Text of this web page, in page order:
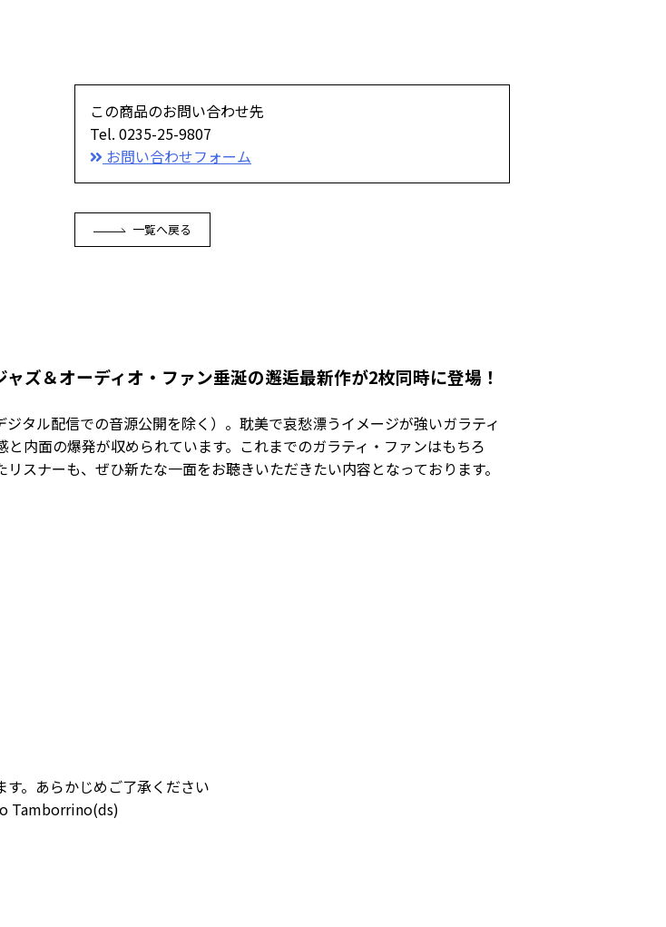
この商品のお問い合わせ先
Tel. 0235-25-9807
お問い合わせフォーム
一覧へ戻る
＆オーディオ・ファン垂涎の邂逅――最新作が2枚同時に登場！
タル配信での音源公開を除く）。耽美で哀愁漂うイメージが強いガラティ
内面の爆発が収められています。これまでのガラティ・ファンはもちろ
スナーも、ぜひ新たな一面をお聴きいただきたい内容となっております。
。あらかじめご了承ください
Tamborrino(ds)